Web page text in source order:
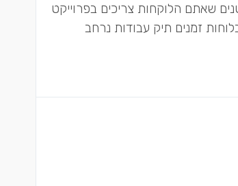
שאתם הלוקחות צריכים בפרוייקט
זמנים תיק עבודות נרחב